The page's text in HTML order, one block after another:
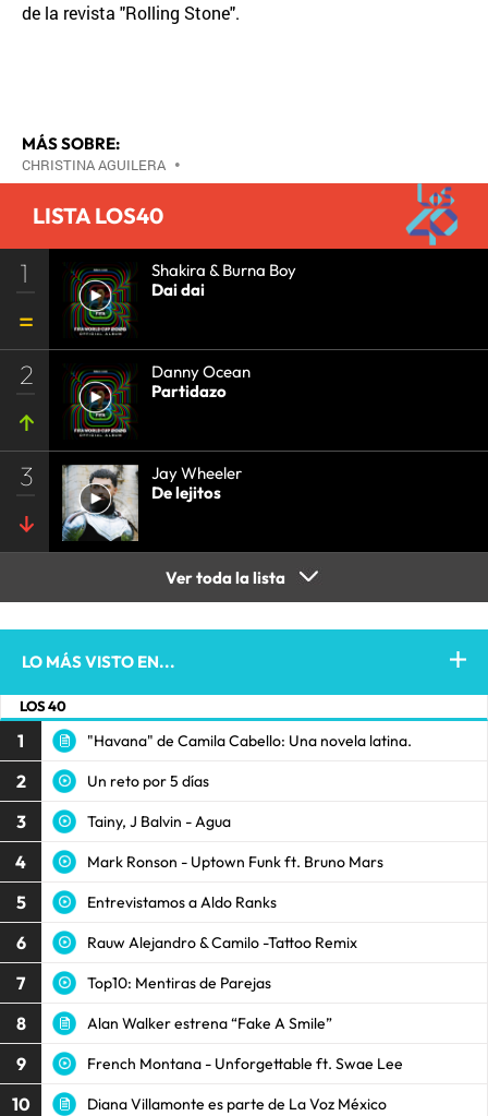
de la revista "Rolling Stone".
MÁS SOBRE:
CHRISTINA AGUILERA •
LISTA LOS40
1
Shakira & Burna Boy
Dai dai
2
Danny Ocean
Partidazo
3
Jay Wheeler
De lejitos
Ver toda la lista
LO MÁS VISTO EN...
LOS 40
1 "Havana" de Camila Cabello: Una novela latina.
2 Un reto por 5 días
3 Tainy, J Balvin - Agua
4 Mark Ronson - Uptown Funk ft. Bruno Mars
5 Entrevistamos a Aldo Ranks
6 Rauw Alejandro & Camilo -Tattoo Remix
7 Top10: Mentiras de Parejas
8 Alan Walker estrena “Fake A Smile”
9 French Montana - Unforgettable ft. Swae Lee
10 Diana Villamonte es parte de La Voz México